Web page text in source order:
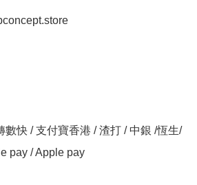
數快 / 支付寶香港 / 渣打 / 中銀 /恆生/
pay / Apple pay